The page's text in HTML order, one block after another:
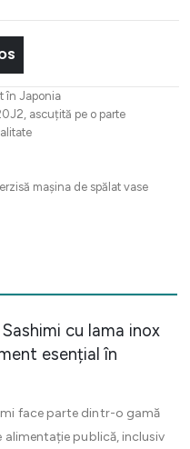
în Japonia
ascuțită pe o parte
mașina de spălat vase
cu lama inox
esențial în
face parte dintr-o gamă
publică, inclusiv